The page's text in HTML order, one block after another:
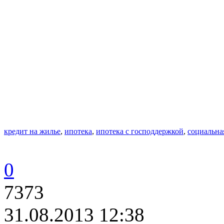
кредит на жилье, ипотека, ипотека с господдержкой,
0
7373
31.08.2013 12:38